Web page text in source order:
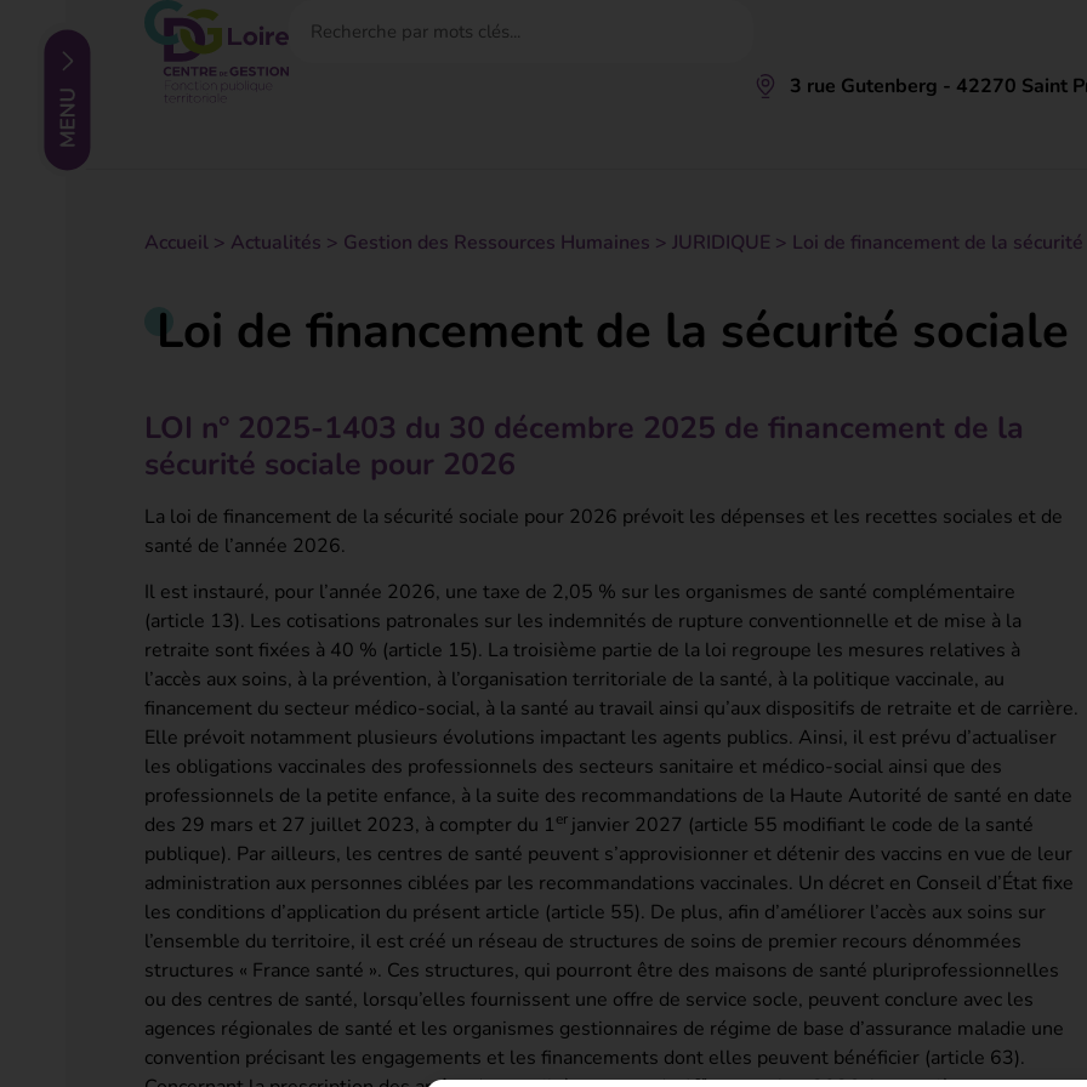
3 rue Gutenberg - 42270 Saint
Accueil> Actualités > Gestion des Ressources Humaines > JURIDIQUE > Loi de financement de la
Loi de financement de la sécurité sociale
LOI n° 2025-1403 du 30 décembre 2025 de financement de la
sécurité sociale pour 2026
La loi de financement de la sécurité sociale pour 2026 prévoit les dépenses et les recettes sociales et de
santé de l’année 2026.
Il est instauré, pour l’année 2026, une taxe de 2,05 % sur les organismes de santé complémentaire
(article 13). Les cotisations patronales sur les indemnités de rupture conventionnelle et de mise à la
retraite sont fixées à 40 % (article 15). La troisième partie de la loi regroupe les mesures relatives à
l’accès aux soins, à la prévention, à l’organisation territoriale de la santé, à la politique vaccinale, au
financement du secteur médico-social, à la santé au travail ainsi qu’aux dispositifs de retraite et de carrière.
Elle prévoit notamment plusieurs évolutions impactant les agents publics. Ainsi, il est prévu d’actualiser
les obligations vaccinales des professionnels des secteurs sanitaire et médico-social ainsi que des
professionnels de la petite enfance, à la suite des recommandations de la Haute Autorité de santé en date
des 29 mars et 27 juillet 2023, à compter du 1er janvier 2027 (article 55 modifiant le code de la santé
publique). Par ailleurs, les centres de santé peuvent s’approvisionner et détenir des vaccins en vue de leur
administration aux personnes ciblées par les recommandations vaccinales. Un décret en Conseil d’État fixe
les conditions d’application du présent article (article 55). De plus, afin d’améliorer l’accès aux soins sur
l’ensemble du territoire, il est créé un réseau de structures de soins de premier recours dénommées
structures « France santé ». Ces structures, qui pourront être des maisons de santé pluriprofessionnelles
ou des centres de santé, lorsqu’elles fournissent une offre de service socle, peuvent conclure avec les
agences régionales de santé et les organismes gestionnaires de régime de base d’assurance maladie une
convention précisant les engagements et les financements dont elles peuvent bénéficier (article 63).
er